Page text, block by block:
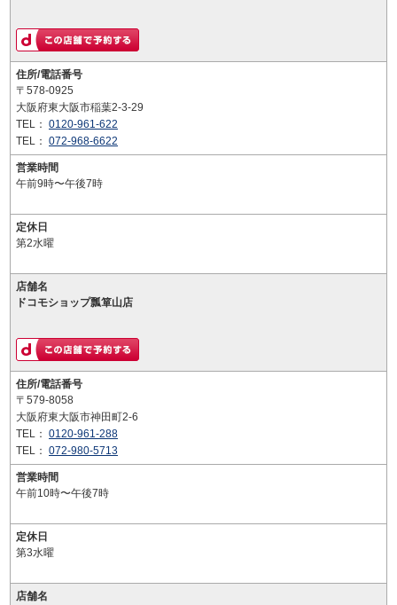
住所/電話番号
〒578-0925
大阪府東大阪市稲葉2-3-29
TEL： 0120-961-622
TEL： 072-968-6622
営業時間
午前9時〜午後7時
定休日
第2水曜
店舗名
ドコモショップ瓢箪山店
住所/電話番号
〒579-8058
大阪府東大阪市神田町2-6
TEL： 0120-961-288
TEL： 072-980-5713
営業時間
午前10時〜午後7時
定休日
第3水曜
店舗名